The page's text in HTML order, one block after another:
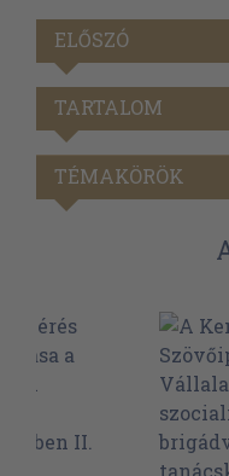
ELŐSZÓ
TARTALOM
TÉMAKÖRÖK